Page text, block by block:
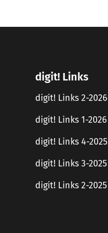
digit! Links
digit! Links 2-2026
digit! Links 1-2026
digit! Links 4-2025
digit! Links 3-2025
digit! Links 2-2025